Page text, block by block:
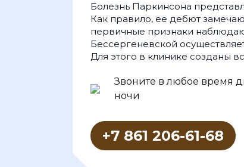
Болезнь Паркинсона
Как правило, ее дебют
первичные признаки
Бессергеневской
Для этого в клинике созданы
Звоните в любое время
ночи
+7 861 206-61-68